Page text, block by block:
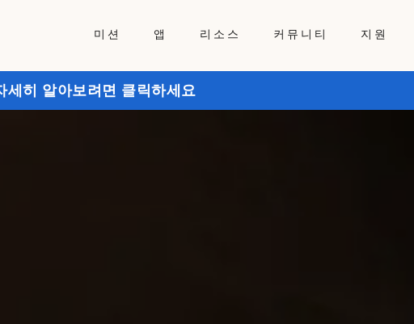
미션 앱 리소스 커뮤니티 지원
히 알아보려면 클릭하세요